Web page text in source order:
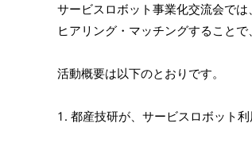
サービスロボット事業化交流会で
ヒアリング・マッチングすること
活動概要は以下のとおりです。
1. 都産技研が、サービスロボット